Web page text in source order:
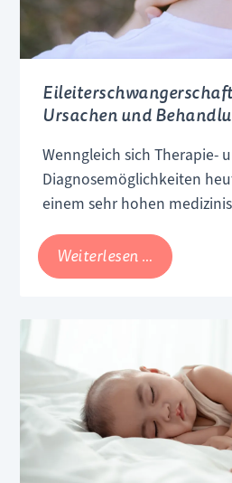
Ursachen und
Wenngleich sich Therapie-
Diagnosemöglichkeiten
einem sehr hohen
dennoch zu den häufigsten
Schwangerschaft. Das
Eizelle nicht wie vorgesehen
Gebärmutter, sondern
95% aller Fälle beginnt die
wachsen, in selteneren
der Bauchhöhle oder den
Weiterlesen …
Symptome,